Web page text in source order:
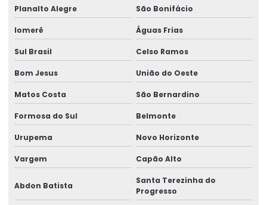
Análise de tabela nutricional
Análise de vibração ocupacional
Análises ambientais e potabilidade
Análises de compostos orgânicos voláteis
Análises físico químicas de efluentes
Análises físico químicas e microbiológicas
Análises microbiológicas de efluentes
Avaliação conama 420
Avaliação da qualidade do ar em ambientes climatizados
Avaliação de parâmetros do solo
Planalto Alegre São Bonifácio
Iomerê Águas Frias
Sul Brasil Celso Ramos
Bom Jesus União do Oeste
Matos Costa São Bernardino
Formosa do Sul Belmonte
Urupema Novo Horizonte
Vargem Capão Alto
Abdon Batista
Santa Terezinha do
Progresso